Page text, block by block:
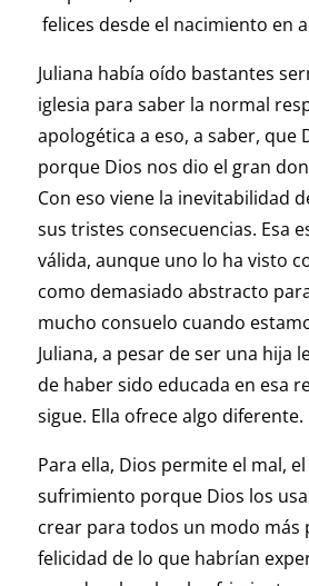
felices desde el nacimiento en
Juliana había oído bastantes
iglesia para saber la normal
apologética a eso, a saber, que
porque Dios nos dio el gran
Con eso viene la inevitabilidad
sus tristes consecuencias. Esa
válida, aunque uno lo ha visto
como demasiado abstracto
mucho consuelo cuando
Juliana, a pesar de ser una hija
de haber sido educada en esa
sigue. Ella ofrece algo diferente.
Para ella, Dios permite el mal,
sufrimiento porque Dios los
crear para todos un modo más
felicidad de lo que habrían